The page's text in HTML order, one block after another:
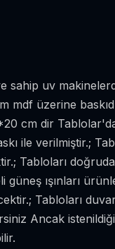
sahip uv
mdf üzerine
cm dir
ile verilmiştir.;
Tabloları
güneş ışınları
Tabloları
Ancak